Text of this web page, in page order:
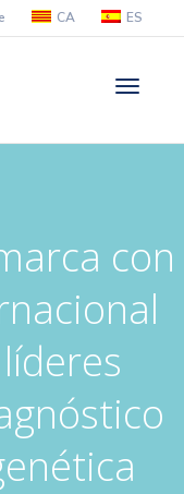
CA ES
con